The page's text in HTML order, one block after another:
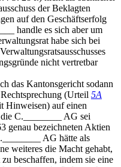
der Beklagten
auf den Geschäftserfolg
handle es sich aber um
habe sich bei
nicht vertretbar
das Kantonsgericht sodann
(Urteil 5A
Hinweisen) auf einen
C.________ AG sei
genau bezeichneten Aktien
AG hätte als
weiteres die Macht gehabt,
beschaffen, indem sie eine